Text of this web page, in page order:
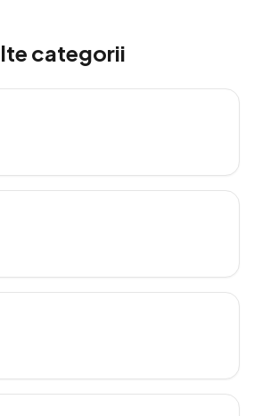
categorii